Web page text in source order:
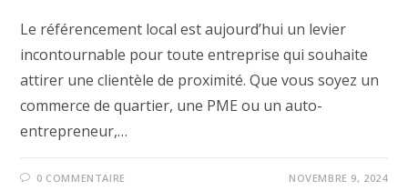
Le référencement local est aujourd’hui un levier
incontournable pour toute entreprise qui souhaite
attirer une clientèle de proximité. Que vous soyez un
commerce de quartier, une PME ou un auto-
entrepreneur,…
0 COMMENTAIRE NOVEMBRE 9, 2024